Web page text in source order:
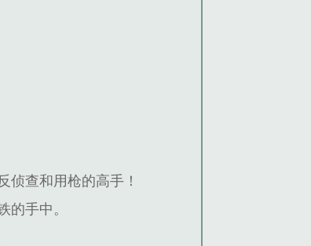
侦查和用枪的高手！
的手中。